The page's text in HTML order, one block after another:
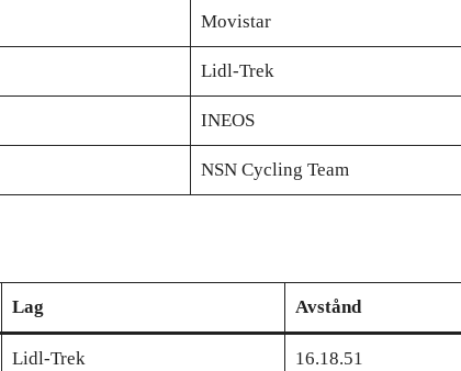
Movistar
Lidl-Trek
INEOS
NSN Cycling Team
Lag Avstånd
Lidl-Trek 16.18.51